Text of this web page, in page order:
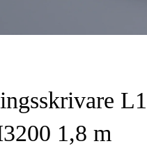
1,8 m